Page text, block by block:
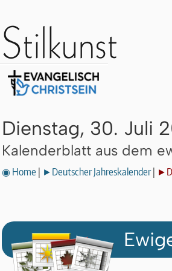
Dienstag, 30. Juli
Kalenderblatt aus dem
◉ Home ►Deutscher Jahreskalender|